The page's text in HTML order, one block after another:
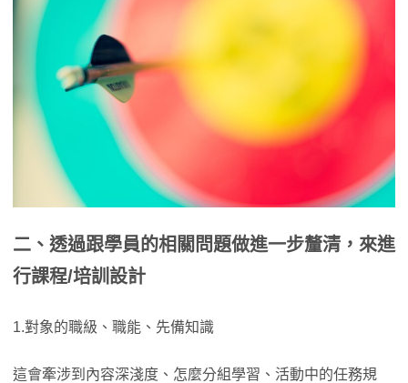
二、透過跟學員的相關問題做進一步釐清，來進
行課程/培訓設計
1.對象的職級、職能、先備知識
這會牽涉到內容深淺度、怎麼分組學習、活動中的任務規